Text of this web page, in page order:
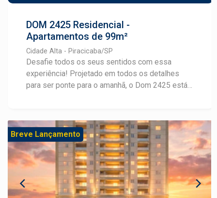
DOM 2425 Residencial -
Apartamentos de 99m²
Cidade Alta - Piracicaba/SP
Desafie todos os seus sentidos com essa
experiência! Projetado em todos os detalhes
para ser ponte para o amanhã, o Dom 2425 está
personalizáveis, com 99m² e até 3 suítes. Além
disso, o Dom 2425 conta com espaços
sofisticados de lazer e bem-estar, projetados
para todos os gostos e sentidos. Conheça mais
sobre este empreendimento e converse com um
especialista Frias Neto em Lançamentos.
Breve Lançamento